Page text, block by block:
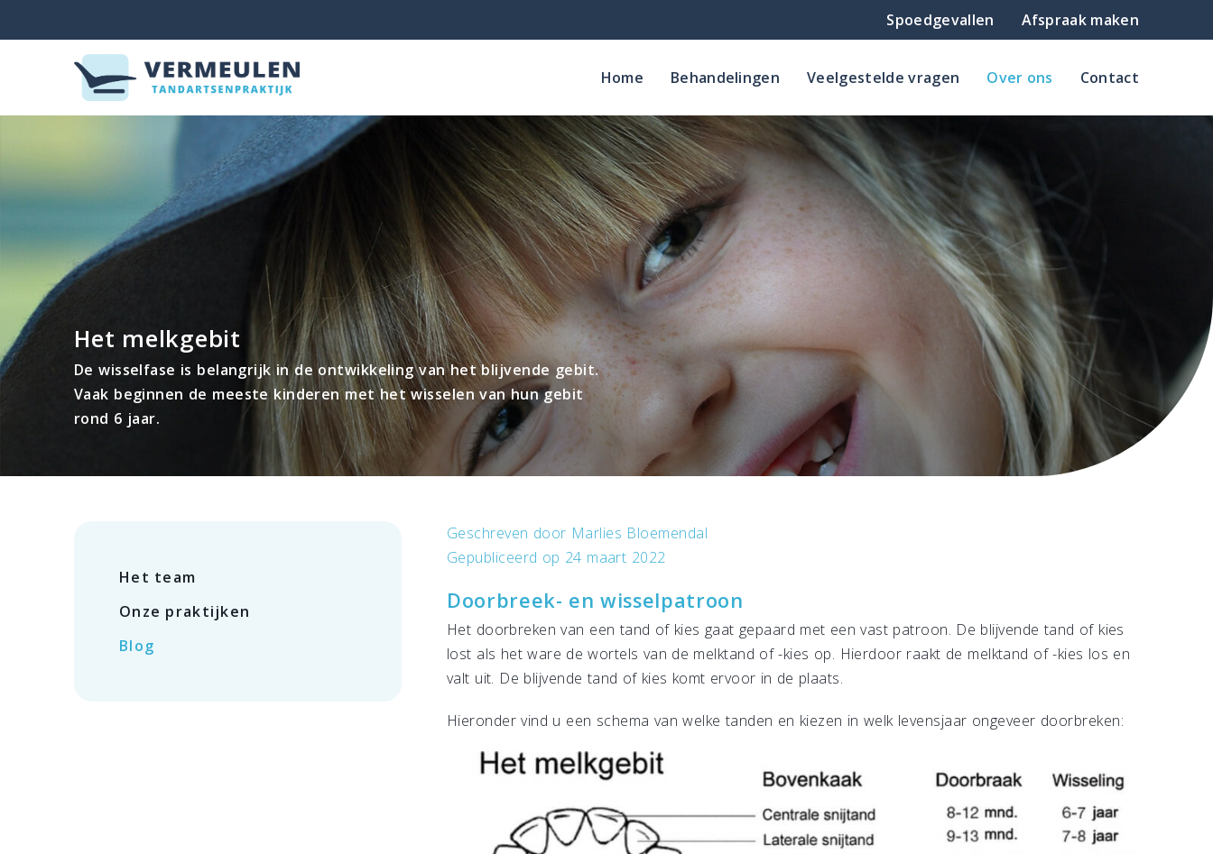
Spoedgevallen Afspraak maken
Home Behandelingen Veelgestelde vragen Over ons Contact
Het melkgebit
De wisselfase is belangrijk in de ontwikkeling van het blijvende gebit.
Vaak beginnen de meeste kinderen met het wisselen van hun gebit
rond 6 jaar.
Het team
Onze praktijken
Blog
Geschreven door Marlies Bloemendal
Gepubliceerd op 24 maart 2022
Doorbreek- en wisselpatroon
Het doorbreken van een tand of kies gaat gepaard met een vast patroon. De blijvende tand of kies
lost als het ware de wortels van de melktand of -kies op. Hierdoor raakt de melktand of -kies los en
valt uit. De blijvende tand of kies komt ervoor in de plaats.
Hieronder vind u een schema van welke tanden en kiezen in welk levensjaar ongeveer doorbreken: